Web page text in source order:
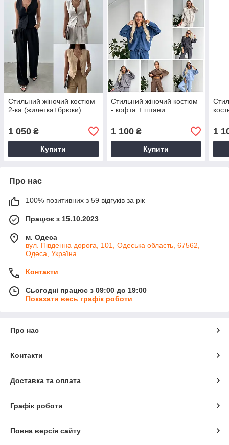
Стильний жіночий костюм
2-ка (жилетка+брюки)
1 050 ₴
Купити
Стильний жіночий костюм
- кофта + штани
1 100₴
Купити
1
Про нас
100% позитивних з 59 відгуків за рік
Працює з 15.10.2023
м. Одеса
вул. Південна дорога, 101, Одеська область, 67562,
Одеса, Україна
Контакти
Сьогодні працює з 09:00 до 19:00
Показати весь графік роботи
Про нас
Контакти
Доставка та оплата
Графік роботи
Повна версія сайту